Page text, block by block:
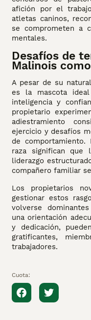
Cuota:
afición por el
atletas caninos,
se comprometen a
mentales.
Desafíos de
Malinois
A pesar de su
es la mascota
inteligencia y
propietario
adiestramiento
ejercicio y desafíos
de
raza significan que
liderazgo
compañero familiar
Los propietarios
gestionar estos
volverse
una orientación
y dedicación,
gratificantes,
trabajadores.